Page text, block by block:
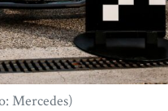
Mercedes)